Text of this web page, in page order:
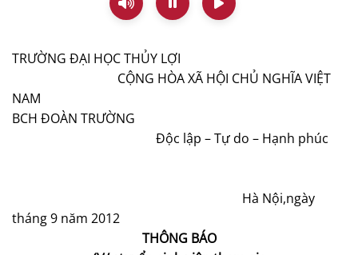
TRƯỜNG ĐẠI HỌC THỦY LỢI
CỘNG HÒA XÃ HỘI CHỦ NGHĨA VIỆT
NAM
BCH ĐOÀN TRƯỜNG
Độc lập – Tự do – Hạnh phúc
Hà Nội,ngày
tháng 9 năm 2012
THÔNG BÁO